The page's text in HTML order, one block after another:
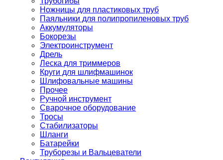
Ножницы для пластиковых труб
Паяльники для полипропиленовых труб
Аккумуляторы
Бокорезы
Электроинструмент
Дрель
Леска для триммеров
Круги для шлифмашинок
Шлифовальные машины
Прочее
Ручной инструмент
Сварочное оборудование
Тросы
Стабилизаторы
Шланги
Батарейки
Труборезы и Вальцеватели